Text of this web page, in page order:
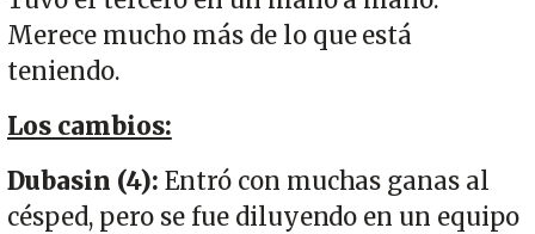
Merece mucho más de lo que está
teniendo.
Los cambios:
Dubasin (4): Entró con muchas ganas al
césped, pero se fue diluyendo en un equipo